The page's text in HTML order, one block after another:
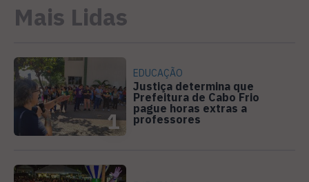
Mais Lidas
1
EDUCAÇÃO
Justiça determina que
Prefeitura de Cabo Frio
pague horas extras a
professores